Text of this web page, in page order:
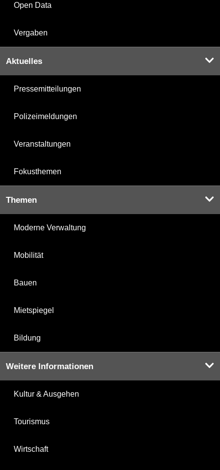
Open Data
Vergaben
Aktuelles
Pressemitteilungen
Polizeimeldungen
Veranstaltungen
Fokusthemen
Themen
Moderne Verwaltung
Mobilität
Bauen
Mietspiegel
Bildung
Weitere Informationen
Kultur & Ausgehen
Tourismus
Wirtschaft